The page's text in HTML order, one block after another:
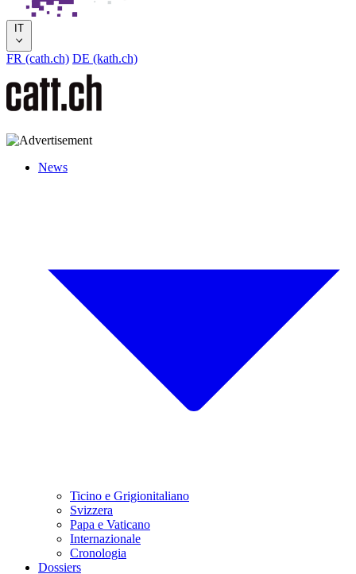
IT
FR (cath.ch) DE (kath.ch)
News
Ticino e Grigionitaliano
Svizzera
Papa e Vaticano
Internazionale
Cronologia
Dossiers